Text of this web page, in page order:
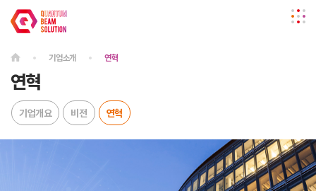
기업소개 연혁
연혁
기업개요 비전 연혁